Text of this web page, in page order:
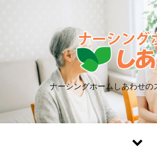
ナーシングホームしあわせの